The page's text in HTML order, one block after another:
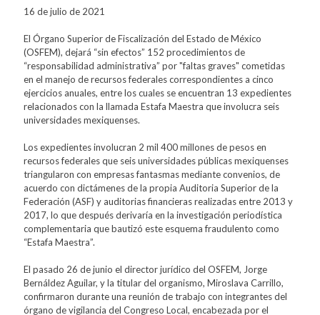
16 de julio de 2021
El Órgano Superior de Fiscalización del Estado de México
(OSFEM), dejará “sin efectos” 152 procedimientos de
“responsabilidad administrativa” por "faltas graves" cometidas
en el manejo de recursos federales correspondientes a cinco
ejercicios anuales, entre los cuales se encuentran 13 expedientes
relacionados con la llamada Estafa Maestra que involucra seis
universidades mexiquenses.
Los expedientes involucran 2 mil 400 millones de pesos en
recursos federales que seis universidades públicas mexiquenses
triangularon con empresas fantasmas mediante convenios, de
acuerdo con dictámenes de la propia Auditoria Superior de la
Federación (ASF) y auditorias financieras realizadas entre 2013 y
2017, lo que después derivaría en la investigación periodística
complementaria que bautizó este esquema fraudulento como
“Estafa Maestra”.
El pasado 26 de junio el director jurídico del OSFEM, Jorge
Bernáldez Aguilar, y la titular del organismo, Miroslava Carrillo,
confirmaron durante una reunión de trabajo con integrantes del
órgano de vigilancia del Congreso Local, encabezada por el